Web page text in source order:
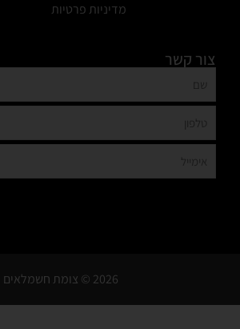
מדיניות פרטיות
צור קשר
2026 © צומת חשמלאים